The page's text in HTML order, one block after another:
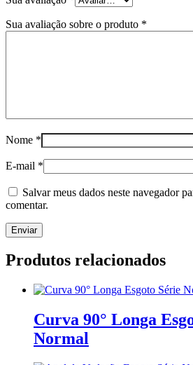
Sua avaliação sobre o produto *
Nome *
E-mail *
Salvar meus dados neste navegador
comentar.
Produtos relacionados
Curva 90° Longa
Normal